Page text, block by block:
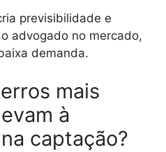
previsibilidade e
advogado no mercado,
demanda.
mais
à
captação?